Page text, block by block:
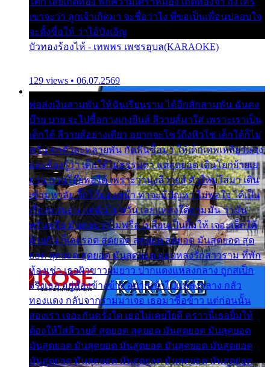
เขาจะว่า ลูกเจ้าเกิดมา จะชื่อว่าไง พี่ขอเป็นเพื่อนปลอบใจ
จะตั้งชื่อให้ ว่าไอ้บังเอิญ
บัวทองร้องไห้ - เทพพร เพชรอุบล(KARAOKE)
129 views • 06.07.2569
พ่อส่งเงินสามพัน ให้ฉันเรียนราม ได้อีกสักสามพัน ฉันคง
บ๊าย บาย จะไปซื้อกางเกงยีนส์ ลีวายส์มาใส่ เพราะเราเป็น
เด็กใต้ ลีวายส์อย่างเดียว อยากจะโชว์ถึงหิวโซ เด็กใต้ก็ไม่
หวั่น ตกตัวละหลายพัน กัดฟันซื้อมา ให้เด็กเทพเหลียวมอง
และต้องรู้ว่า เด็กใต้ไม่ธรรมดา แต่สุดยอด เดินโยกย้ายเย
ยวน กวนโอ๊ยพอได้ เพราะว่านุ่งลีวายส์ ตัวใหม่ใส่มา เดิน
เข้ามหาลัย จิ๊กโก๊มองหน้า ท่าจะมีปัญหา ไม่พอใจ ได้เป็น
เรื่องแน่นอน แต่ฉันไม่หวั่น เลยแหลงใต้ถามมัน ว่ามัน
พรั่นพรือ มันตอบว่าไม่พรื่อ เปลี่ยนเป็นยิ้มให้ เจอะเด็กใต้
ด้วยกัน ก็เลยรอด สุดยอด สุดยอด สุดยอด มันสุดยอด สุด
ยอด สุดยอด สุดยอด มันสุดยอด แอบหลงรักสาวราม ที่พัก
ห้องเช่า เธอผิวขาวผมยาว ปากแดงแหลงกลาง ถูกสเป็ก
จริงเธอ อยู่ห้องข้างข้าง อยากเข้าไปแหลงกลาง กลัว
ทองแดง กลับจากรามมาเจอ เธอมาซื้อข้าว แต่ก่อนนั้น
สองเรา เจอะกันครั้งใด เธอไม่เคยไยดี คราวนี้เธอยิ้มให้
ต้องให้ใส่ลีวายส์ สุดยอด สุดยอด มันสุดยอด มันสุดยอด
มันสุดยอด มันสุดยอด มันสุดยอด มันสุดยอด มันสุดยอด
มันสุดยอด มันสุดยอด มันสุดยอด มันสุดยอด มันสุดยอด